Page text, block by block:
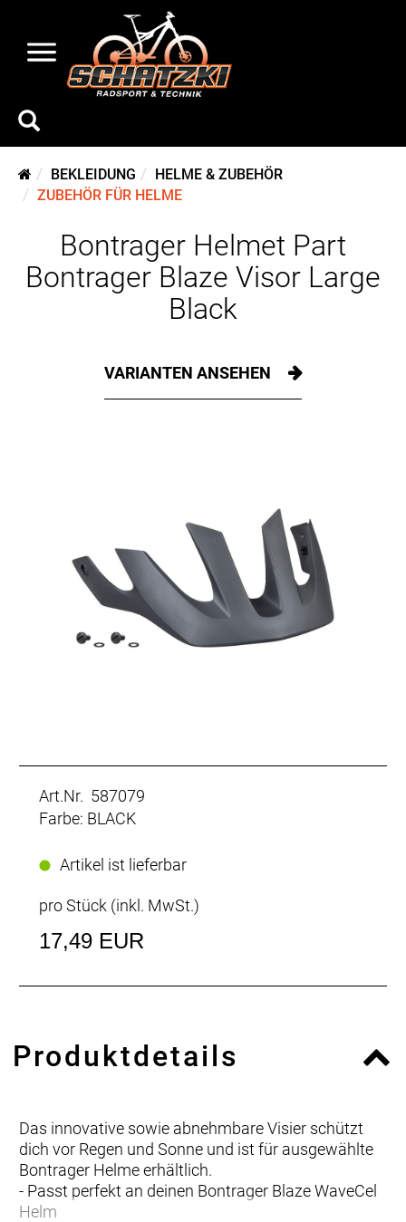
BEKLEIDUNG
HELME & ZUBEHÖR
ZUBEHÖR FÜR HELME
Bontrager Helmet Part
Bontrager Blaze Visor Large
Black
VARIANTEN ANSEHEN
Art.Nr. 587079
Farbe: BLACK
Artikel ist lieferbar
pro Stück (inkl. MwSt.)
17,49 EUR
Produktdetails
Das innovative sowie abnehmbare Visier schützt
dich vor Regen und Sonne und ist für ausgewählte
Bontrager Helme erhältlich.
- Passt perfekt an deinen Bontrager Blaze WaveCel
Helm